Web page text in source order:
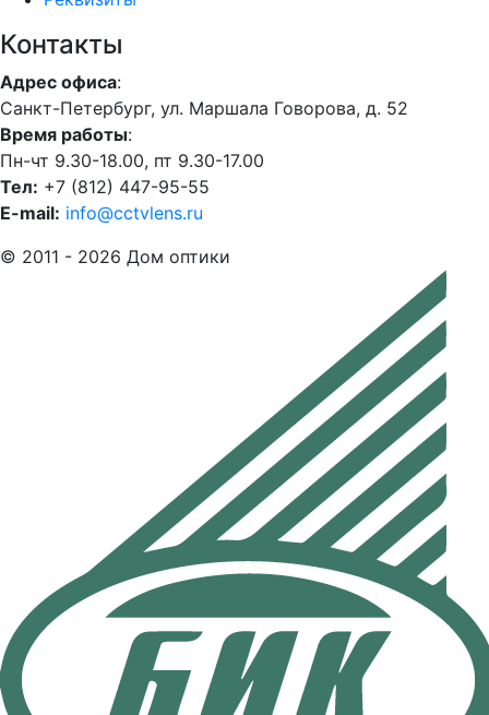
Контакты
Адрес офиса:
Санкт-Петербург, ул. Маршала Говорова, д. 52
Время работы:
Пн-чт 9.30-18.00, пт 9.30-17.00
Тел: +7 (812) 447-95-55
E-mail: info@cctvlens.ru
© 2011 - 2026 Дом оптики